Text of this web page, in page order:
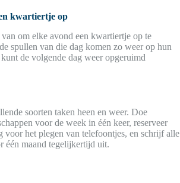
kwartiertje op
om elke avond een kwartiertje op te
spullen van die dag komen zo weer op hun
de volgende dag weer opgeruimd
soorten taken heen en weer. Doe
voor de week in één keer, reserveer
voor het plegen van telefoontjes, en schrijf alle
één maand tegelijkertijd uit.